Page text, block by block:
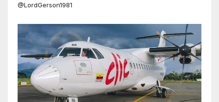
@LordGerson1981